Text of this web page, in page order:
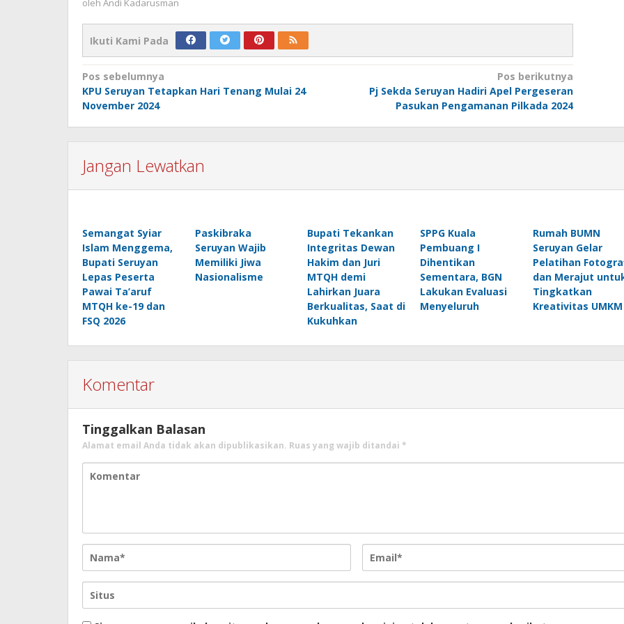
oleh Andi Kadarusman
Ikuti Kami Pada
Navigasi
pos
Pos sebelumnya
KPU Seruyan Tetapkan Hari Tenang Mulai 24
November 2024
Pos berikutnya
Pj Sekda Seruyan Hadiri Apel Pergeseran
Pasukan Pengamanan Pilkada 2024
Jangan Lewatkan
Semangat Syiar
Islam Menggema,
Bupati Seruyan
Lepas Peserta
Pawai Ta’aruf
MTQH ke-19 dan
FSQ 2026
Paskibraka
Seruyan Wajib
Memiliki Jiwa
Nasionalisme
Bupati Tekankan
Integritas Dewan
Hakim dan Juri
MTQH demi
Lahirkan Juara
Berkualitas, Saat di
Kukuhkan
SPPG Kuala
Pembuang I
Dihentikan
Sementara, BGN
Lakukan Evaluasi
Menyeluruh
Rumah BUMN
Seruyan Gelar
Pelatihan
dan Merajut
Tingkatkan
Kreativitas UMKM
Komentar
Tinggalkan Balasan
Alamat email Anda tidak akan dipublikasikan. Ruas yang wajib ditandai *